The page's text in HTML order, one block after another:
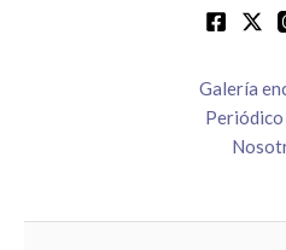
Galería